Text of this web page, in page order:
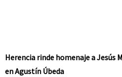
Herencia rinde homenaje a Jesús
en Agustín Úbeda